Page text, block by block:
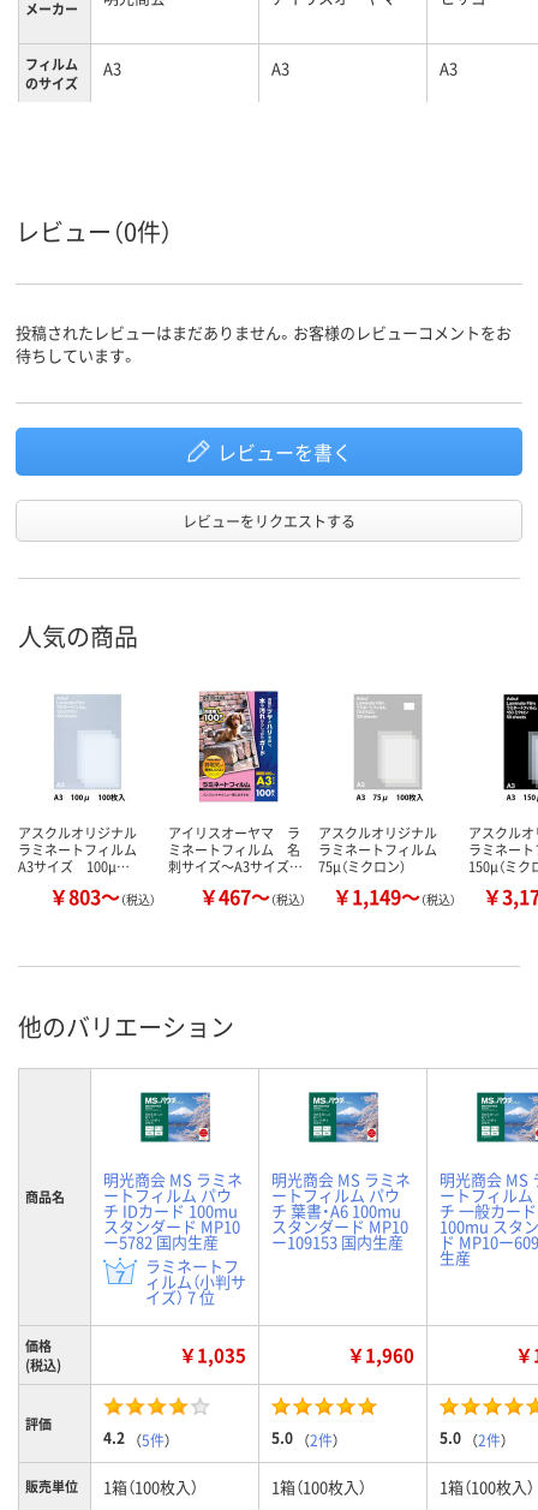
メーカー
フィルム
のサイズ
A3 A3 A3
グロス
レビュー（0件）
投稿されたレビューはまだありません。お客様のレビューコメントをお
待ちしています。
レビューを書く
レビューをリクエストする
人気の商品
アスクルオリジナル
ラミネートフィルム
A3サイズ 100μ…
￥803～（税込）
アイリスオーヤマ ラ
ミネートフィルム 名
刺サイズ～A3サイズ…
￥467～（税込）
アスクルオリジナル
ラミネートフィルム
75μ（ミクロン）
￥1,149～（税込）
アスクル
ラミネー
150μ（ミク
￥
他のバリエーション
商品名
明光商会 MS ラミネ
ートフィルム パウ
チ IDカード 100mu
スタンダード MP10
ー5782 国内生産
ラミネートフ
ィルム（小判サ
イズ） 7 位
明光商会 MS ラミネ
ートフィルム パウ
チ 葉書・A6 100mu
スタンダード MP10
ー109153 国内生産
明光商会 MS
ートフィルム
チ 一般カード
100mu スタ
ド MP10ー
生産
価格
(税込)
￥1,035 ￥1,960
評価
4.2 （5件） 5.0 （2件） 5.0 （2件）
販売単位 1箱（100枚入） 1箱（100枚入） 1箱（100枚入）